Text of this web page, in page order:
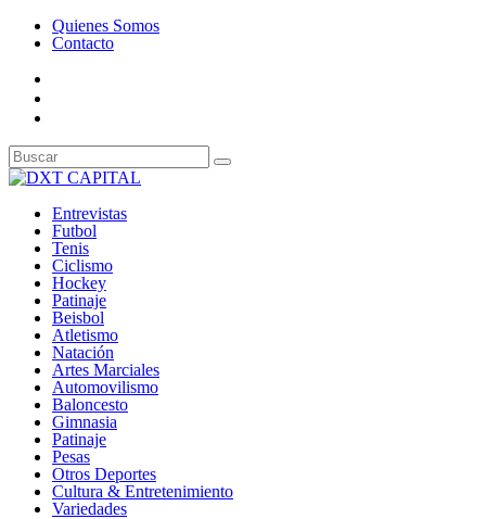
Quienes Somos
Contacto
Entrevistas
Futbol
Tenis
Ciclismo
Hockey
Patinaje
Beisbol
Atletismo
Natación
Artes Marciales
Automovilismo
Baloncesto
Gimnasia
Patinaje
Pesas
Otros Deportes
Cultura & Entretenimiento
Variedades